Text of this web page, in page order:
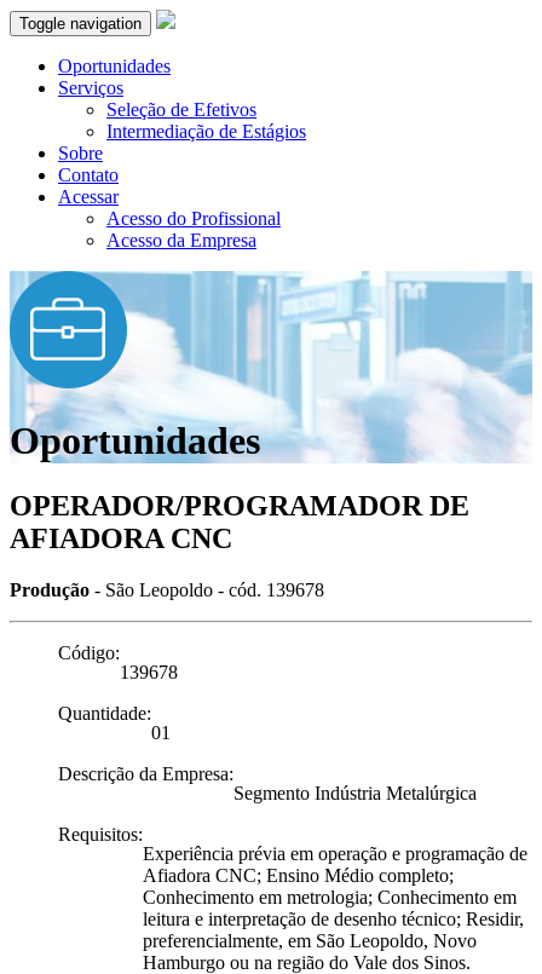
Toggle navigation
Oportunidades
Serviços
Seleção de Efetivos
Intermediação de Estágios
Sobre
Contato
Acessar
Acesso do Profissional
Acesso da Empresa
Oportunidades
OPERADOR/PROGRAMADOR DE
AFIADORA CNC
Produção - São Leopoldo - cód. 139678
Código:
139678
Quantidade:
01
Descrição da Empresa:
Segmento Indústria Metalúrgica
Requisitos:
Experiência prévia em operação e programação de
Afiadora CNC; Ensino Médio completo;
Conhecimento em metrologia; Conhecimento em
leitura e interpretação de desenho técnico; Residir,
preferencialmente, em São Leopoldo, Novo
Hamburgo ou na região do Vale dos Sinos.